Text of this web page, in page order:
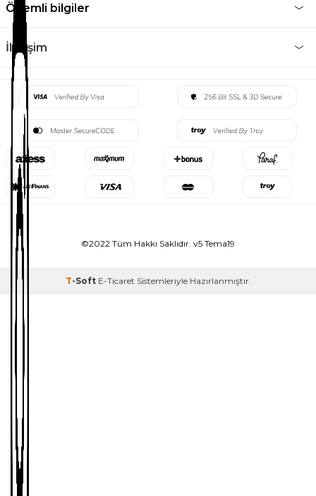
Önemli bilgiler
İletişim
©2022 Tüm Hakkı Saklıdır. v5 Tema19
T-Soft E-Ticaret Sistemleriyle Hazırlanmıştır.